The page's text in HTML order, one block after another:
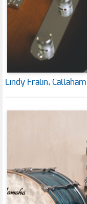
Lindy Fralin,